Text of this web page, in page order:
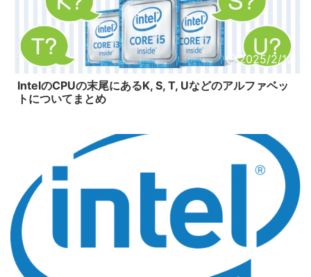
2025/2/12
IntelのCPUの末尾にあるK, S, T, Uなどのアルファベッ
トについてまとめ